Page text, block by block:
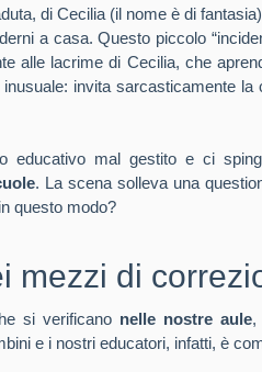
di Cecilia (il nome è di
a casa. Questo piccolo
alle lacrime di Cecilia, che
invita sarcasticamente
educativo mal gestito e ci
. La scena solleva una
questo modo?
mezzi di
si verificano nelle nostre aule,
e i nostri educatori, infatti, è